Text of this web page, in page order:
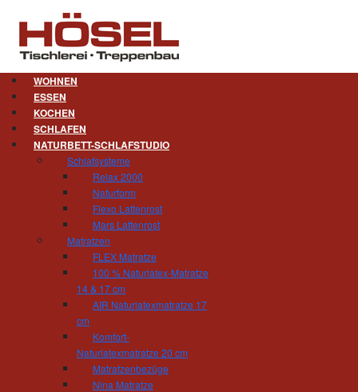
WOHNEN
ESSEN
KOCHEN
SCHLAFEN
NATURBETT-SCHLAFSTUDIO
Schlafsysteme
Relax 2000
Naturform
Flexo Lattenrost
Mars Lattenrost
Matratzen
FLEX Matratze
100 % Naturlatex-Matratze
14 & 17 cm
AIR Naturlatexmatratze 17
cm
Komfort-
Naturlatexmatratze 20 cm
Matratzenbezüge
Nina Matratze